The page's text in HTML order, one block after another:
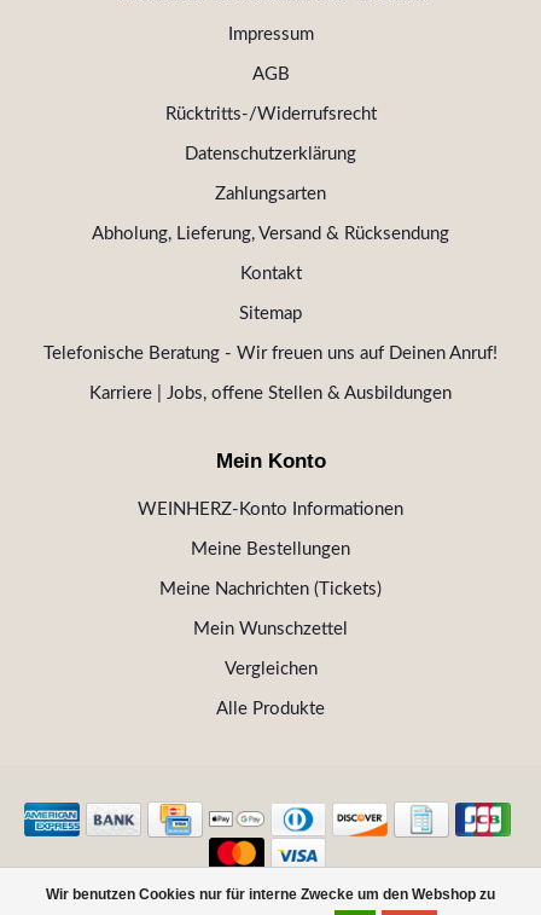
Wir benutzen Cookies nur für interne Zwecke um den Webshop zu
Impressum
AGB
Rücktritts-/Widerrufsrecht
Datenschutzerklärung
Zahlungsarten
Abholung, Lieferung, Versand & Rücksendung
Kontakt
Sitemap
Telefonische Beratung - Wir freuen uns auf Deinen Anruf!
Karriere | Jobs, offene Stellen & Ausbildungen
Mein Konto
WEINHERZ-Konto Informationen
Meine Bestellungen
Meine Nachrichten (Tickets)
Mein Wunschzettel
Vergleichen
Alle Produkte
© Copyright 2026 WEINHERZ Kitzbühel - Die VINOTHEK in